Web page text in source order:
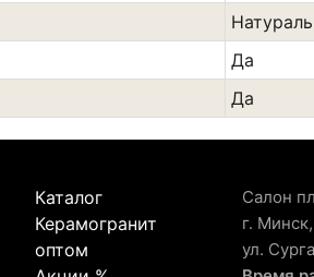
Да
Да
Каталог
Керамогранит
оптом
Салон
г.
ул.